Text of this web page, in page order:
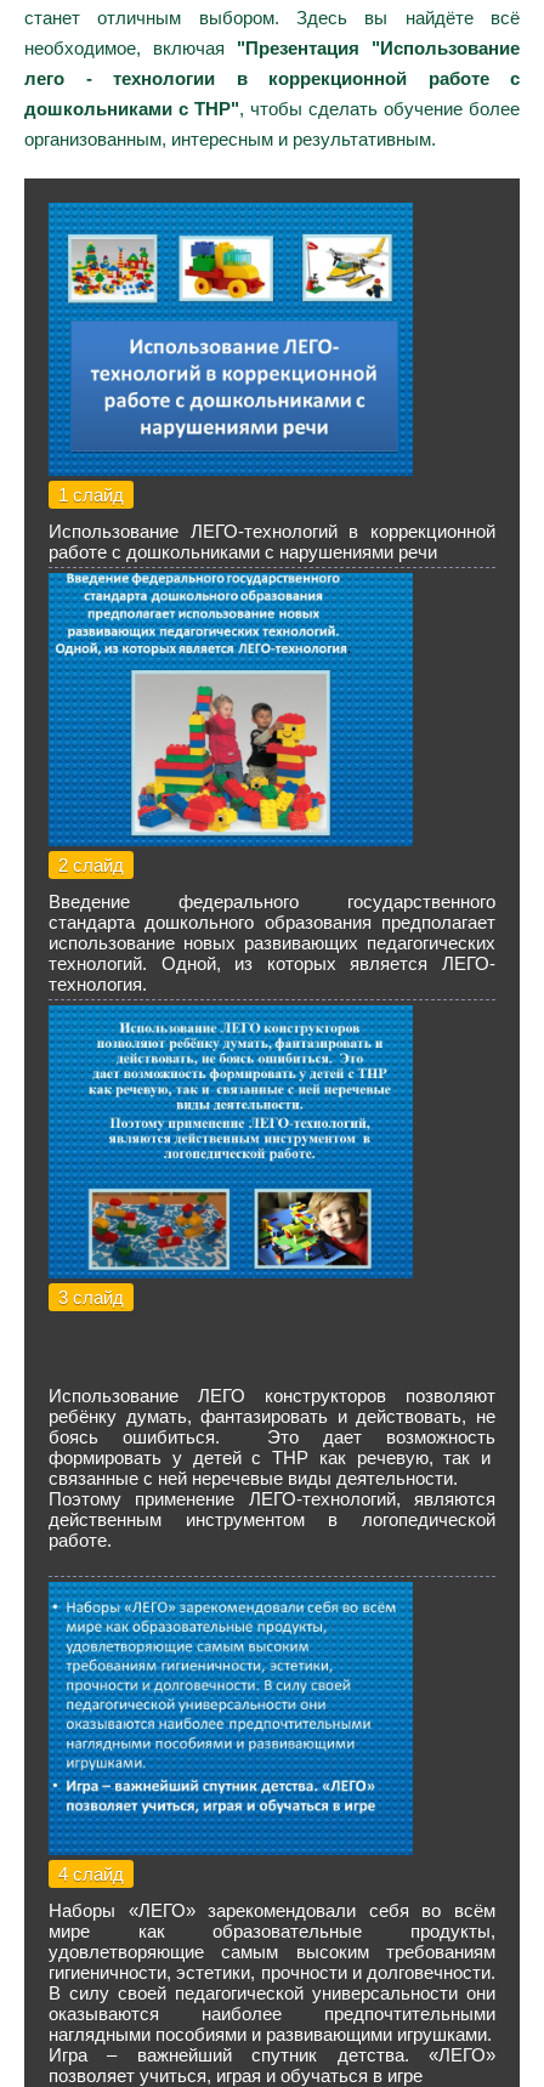
станет отличным выбором. Здесь вы найдёте всё
необходимое, включая "Презентация "Использование
лего - технологии в коррекционной работе с
дошкольниками с ТНР", чтобы сделать обучение более
организованным, интересным и результативным.
1 слайд
Использование ЛЕГО-технологий в коррекционной
работе с дошкольниками с нарушениями речи
2 слайд
Введение федерального государственного
стандарта дошкольного образования предполагает
использование новых развивающих педагогических
технологий. Одной, из которых является ЛЕГО-
технология.
3 слайд
Использование ЛЕГО конструкторов позволяют
ребёнку думать, фантазировать и действовать, не
боясь ошибиться. Это дает возможность
формировать у детей с ТНР как речевую, так и
связанные с ней неречевые виды деятельности.
Поэтому применение ЛЕГО-технологий, являются
действенным инструментом в логопедической
работе.
4 слайд
Наборы «ЛЕГО» зарекомендовали себя во всём
мире как образовательные продукты,
удовлетворяющие самым высоким требованиям
гигиеничности, эстетики, прочности и долговечности.
В силу своей педагогической универсальности они
оказываются наиболее предпочтительными
наглядными пособиями и развивающими игрушками.
Игра – важнейший спутник детства. «ЛЕГО»
позволяет учиться, играя и обучаться в игре